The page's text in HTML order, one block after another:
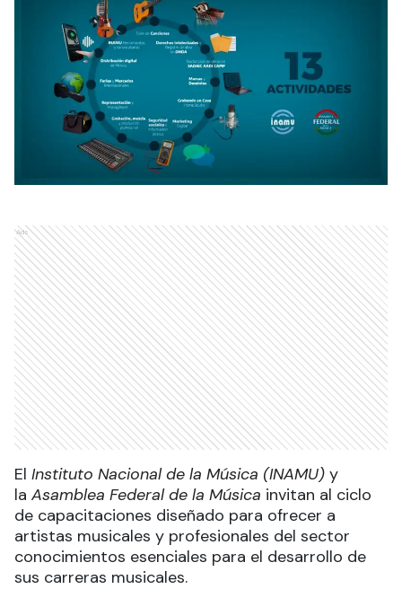
Ads
El Instituto Nacional de la Música (INAMU) y
la Asamblea Federal de la Música invitan al ciclo
de capacitaciones diseñado para ofrecer a
artistas musicales y profesionales del sector
conocimientos esenciales para el desarrollo de
sus carreras musicales.